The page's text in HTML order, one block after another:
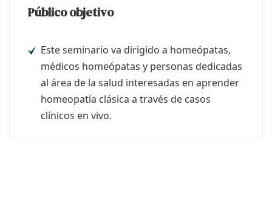
Público objetivo
Este seminario va dirigido a homeópatas,
médicos homeópatas y personas dedicadas
al área de la salud interesadas en aprender
homeopatía clásica a través de casos
clínicos en vivo.